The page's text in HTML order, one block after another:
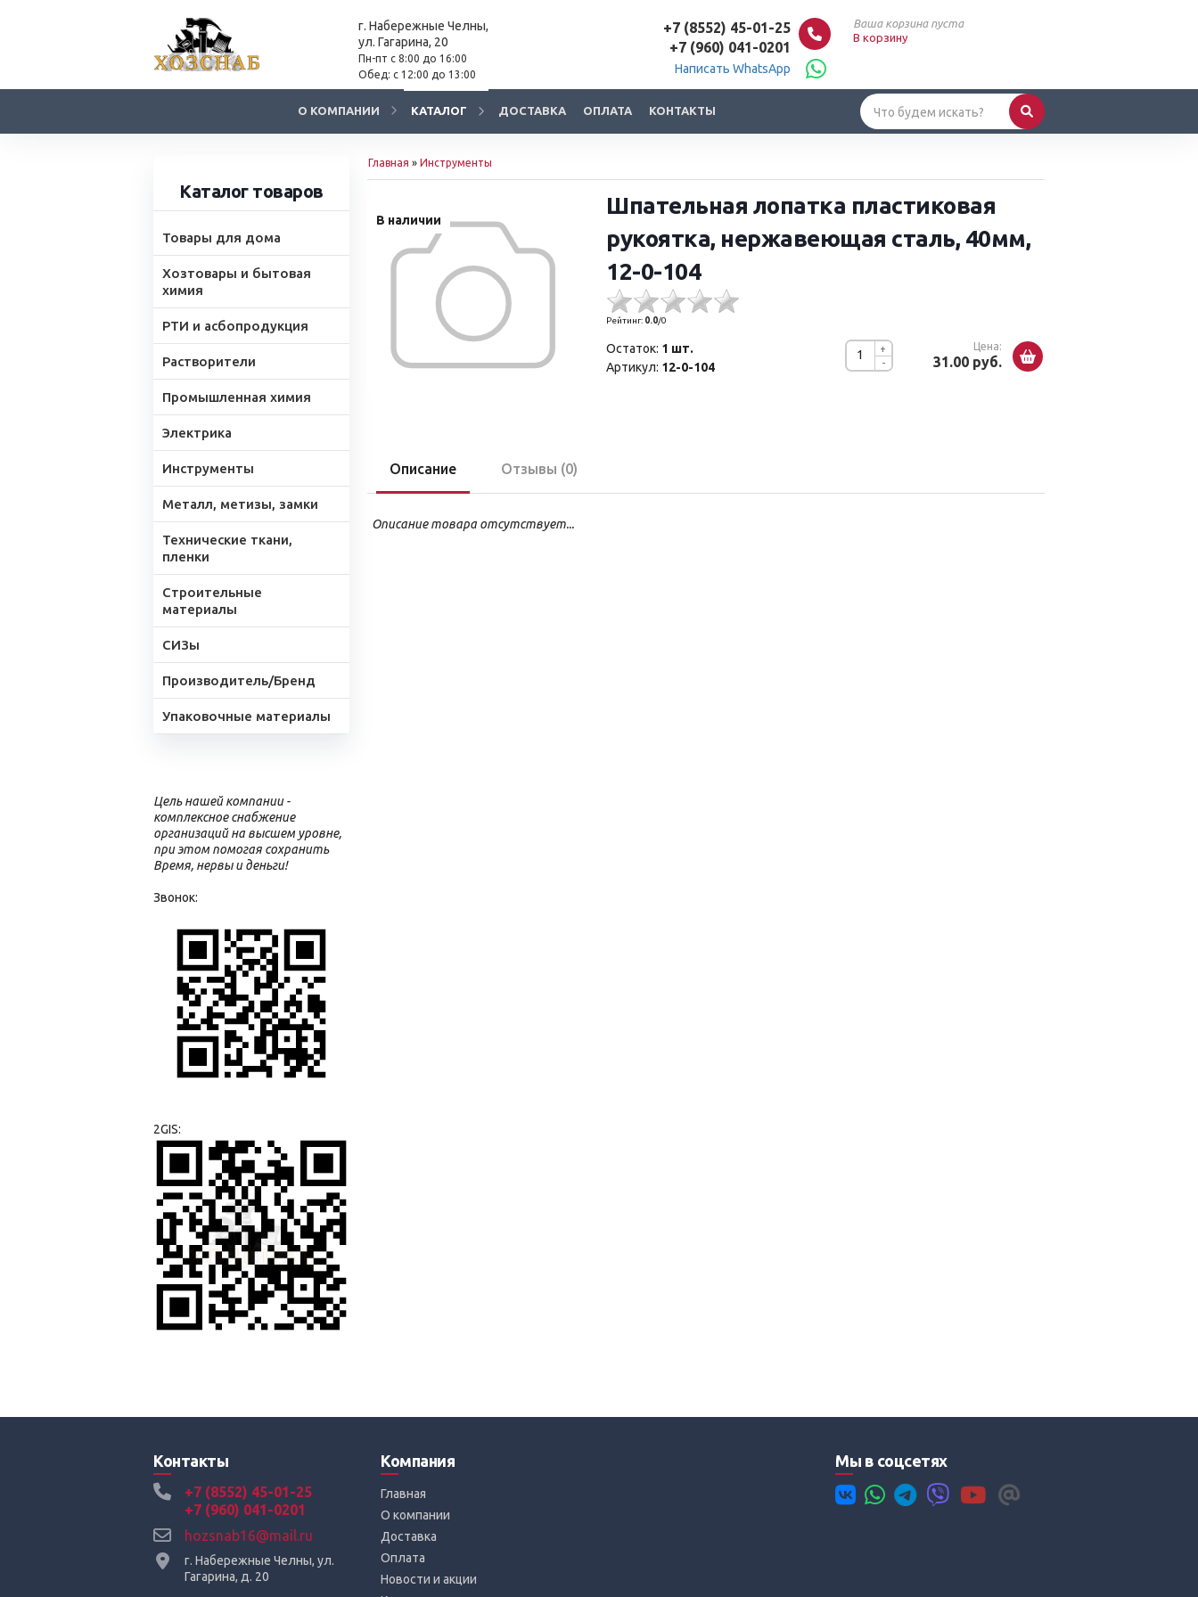
г. Набережные Челны,
ул. Гагарина, 20
Пн-пт с 8:00 до 16:00
Обед: с 12:00 до 13:00
+7 (8552) 45-01-25
+7 (960) 041-0201
Написать WhatsApp
Ваша корзина пуста
В корзину
О КОМПАНИИ КАТАЛОГ ДОСТАВКА ОПЛАТА КОНТАКТЫ
Каталог товаров
Товары для дома
Хозтовары и бытовая
химия
РТИ и асбопродукция
Растворители
Промышленная химия
Электрика
Инструменты
Металл, метизы, замки
Технические ткани,
пленки
Строительные
материалы
СИЗы
Производитель/Бренд
Упаковочные материалы
Цель нашей компании -
комплексное снабжение
организаций на высшем уровне,
при этом помогая сохранить
Время, нервы и деньги!
Звонок:
2GIS:
Главная » Инструменты
В наличии
Шпательная лопатка пластиковая
рукоятка, нержавеющая сталь, 40мм,
12-0-104
Рейтинг: 0.0/0
-
+ Цена:
31.00 руб.
Остаток: 1 шт.
Артикул: 12-0-104
Описание Отзывы (0)
Описание товара отсутствует...
Контакты
+7 (8552) 45-01-25
+7 (960) 041-0201
hozsnab16@mail.ru
г. Набережные Челны, ул.
Гагарина, д. 20
Компания
Главная
О компании
Доставка
Оплата
Новости и акции
Мы в соцсетях